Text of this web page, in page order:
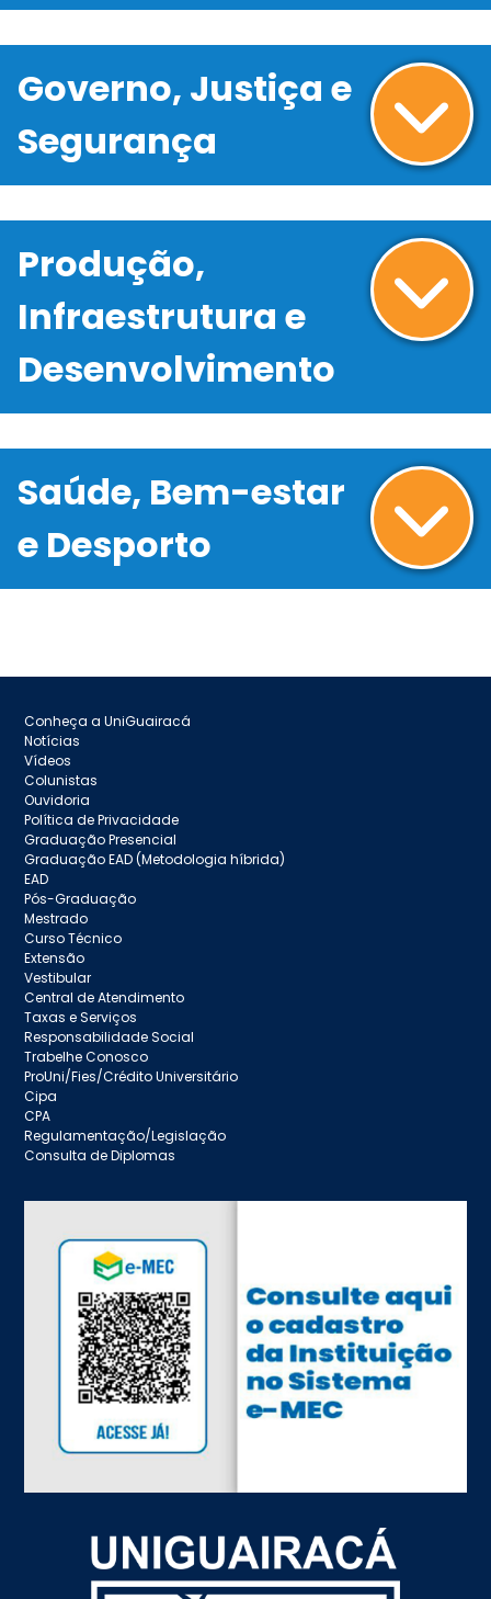
Governo, Justiça e
Segurança
Produção,
Infraestrutura e
Desenvolvimento
Saúde, Bem-estar
e Desporto
Conheça a UniGuairacá
Notícias
Vídeos
Colunistas
Ouvidoria
Política de Privacidade
Graduação Presencial
Graduação EAD (Metodologia híbrida)
EAD
Pós-Graduação
Mestrado
Curso Técnico
Extensão
Vestibular
Central de Atendimento
Taxas e Serviços
Responsabilidade Social
Trabelhe Conosco
ProUni/Fies/Crédito Universitário
Cipa
CPA
Regulamentação/Legislação
Consulta de Diplomas